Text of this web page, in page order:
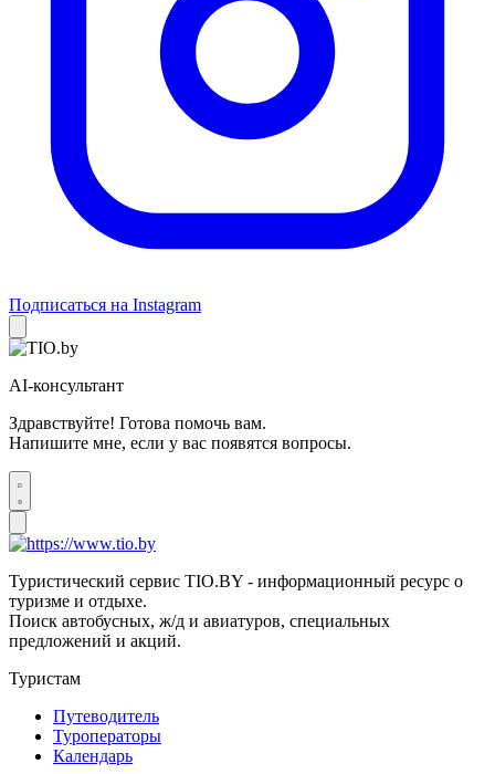
Подписаться на Instagram
AI-консультант
Здравствуйте! Готова помочь вам.
Напишите мне, если у вас появятся вопросы.
Туристический сервис TIO.BY - информационный ресурс о
туризме и отдыхе.
Поиск автобусных, ж/д и авиатуров, специальных
предложений и акций.
Туристам
Путеводитель
Туроператоры
Календарь